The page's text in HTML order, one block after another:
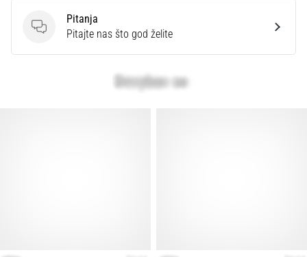
Pitanja
Pitanja
Pitajte nas što god želite